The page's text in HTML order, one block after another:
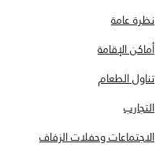
نظرة عامة
أماكن الإقامة
تناول الطعام
التجارب
الاجتماعات وحفلات الزفاف